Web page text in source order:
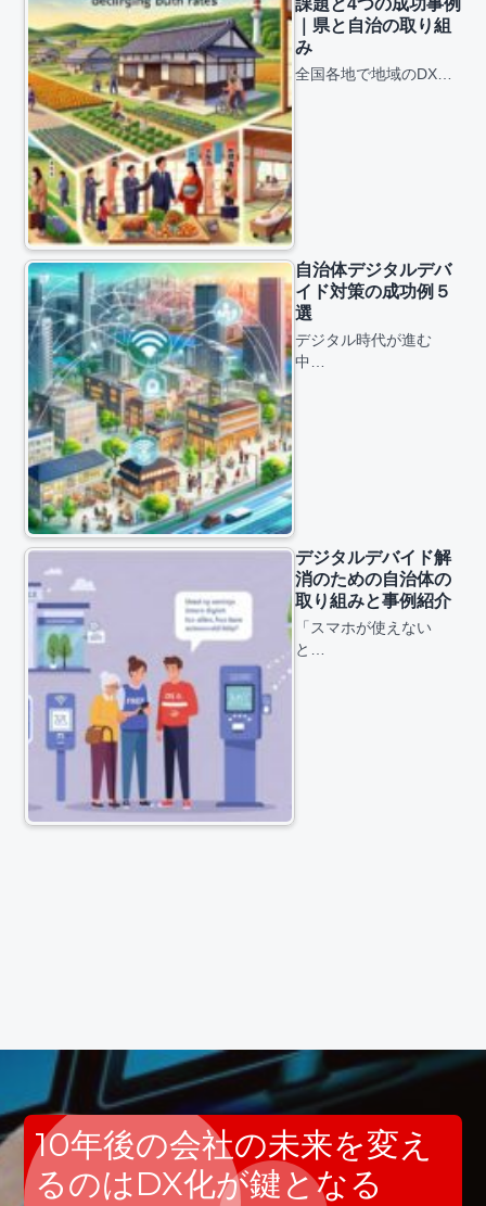
｜県と自治の取り組
み
全国各地で地域のDX…
自治体デジタルデバ
イド対策の成功例５
選
デジタル時代が進む
中…
デジタルデバイド解
消のための自治体の
取り組みと事例紹介
「スマホが使えない
と…
10年後の会社の未来を変え
るのはDX化が鍵となる